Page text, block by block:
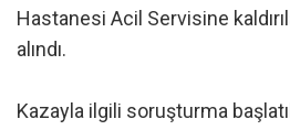
Hastanesi Acil Servisine
alındı.
Kazayla ilgili soruşturma